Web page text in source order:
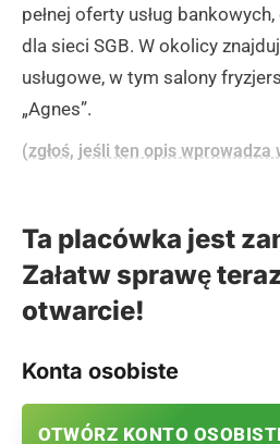
pełnej oferty usług
dla sieci SGB. W okolicy
usługowe, w tym salony
„Agnes”.
(zgłoś, jeśli ten opis wprowadza
Ta placówka jest
Załatw sprawę
otwarcie!
Konta osobiste
OTWÓRZ KONTO